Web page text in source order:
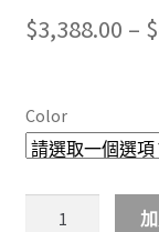
$3,388.00 – $
Color